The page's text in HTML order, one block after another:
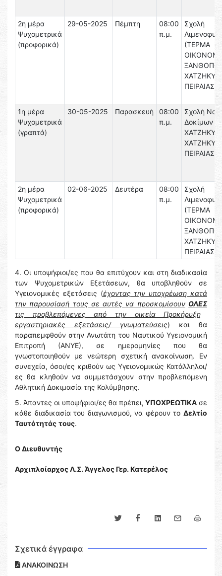
2η μέρα
Ψυχομετρικά
(προφορικά)
29-05-2025 Πέμπτη
08:00
π.μ.
Σχολή
(ΤΕΡΜΑ
ΠΕΙΡΑΙΑΣ)
1η μέρα
Ψυχομετρικά
(γραπτά)
30-05-2025 Παρασκευή
08:00
π.μ.
Σχολή
Δοκίμων
ΠΕΙΡΑΙΑΣ)
2η μέρα
Ψυχομετρικά
(προφορικά)
02-06-2025 Δευτέρα
08:00
π.μ.
Σχολή
(ΤΕΡΜΑ
ΠΕΙΡΑΙΑΣ)
4. Οι υποψήφιοι/ες που θα επιτύχουν και στη διαδικασία
των Ψυχομετρικών Εξετάσεων, θα υποβληθούν σε
Υγειονομικές εξετάσεις (έχοντας την υποχρέωση κατά
την παρουσίασή τους σε αυτές να προσκομίσουν ΟΛΕΣ
τις προβλεπόμενες από την οικεία Προκήρυξη
εργαστηριακές εξετάσεις/ γνωματεύσεις) και θα
παραπεμφθούν στην Ανωτάτη του Ναυτικού Υγειονομική
Επιτροπή (ΑΝΥΕ), σε ημερομηνίες που θα
γνωστοποιηθούν με νεώτερη σχετική ανακοίνωση. Εν
συνεχεία, όσοι/ες κριθούν ως Υγειονομικώς Κατάλληλοι/
ες θα κληθούν να συμμετάσχουν στην προβλεπόμενη
Αθλητική Δοκιμασία της Κολύμβησης.
5. Άπαντες οι υποψήφιοι/ες θα πρέπει, ΥΠΟΧΡΕΩΤΙΚΑ σε
κάθε διαδικασία του διαγωνισμού, να φέρουν το Δελτίο
Ταυτότητάς τους.
Ο Διευθυντής
Αρχιπλοίαρχος Λ.Σ. Άγγελος Γερ. Κατερέλος
Σχετικά έγγραφα
ΑΝΑΚΟΙΝΩΣΗ